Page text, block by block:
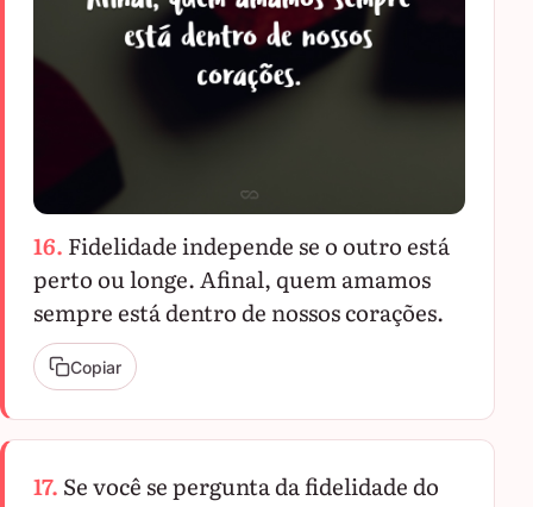
16. Fidelidade independe se o outro está
perto ou longe. Afinal, quem amamos
sempre está dentro de nossos corações.
Copiar
17. Se você se pergunta da fidelidade do